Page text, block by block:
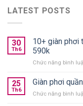
LATEST POSTS
30
Th6
10+ giàn phơi
590k
Chức năng bình
25
Th6
Giàn phơi
Chức năng bình